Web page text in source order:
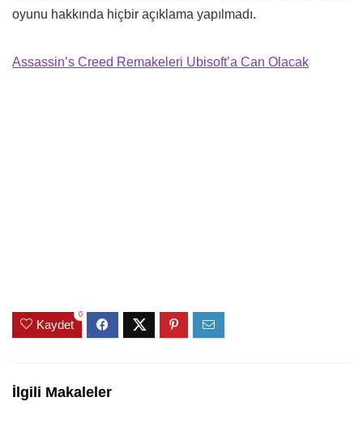
oyunu hakkında hiçbir açıklama yapılmadı.
Assassin’s Creed Remakeleri Ubisoft’a Can Olacak
Kaydet
0
İlgili Makaleler